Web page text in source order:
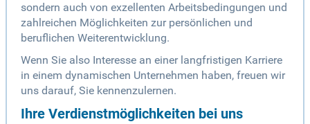
sondern auch von exzellenten Arbeitsbedingungen und
zahlreichen Möglichkeiten zur persönlichen und
beruflichen Weiterentwicklung.
Wenn Sie also Interesse an einer langfristigen Karriere
in einem dynamischen Unternehmen haben, freuen wir
uns darauf, Sie kennenzulernen.
Ihre Verdienstmöglichkeiten bei uns